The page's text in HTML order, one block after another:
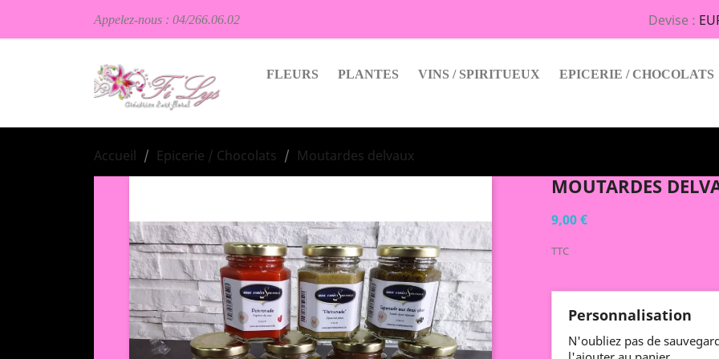
Appelez-nous : 04/266.06.02 Devise :
FLEURS PLANTES VINS / SPIRITUEUX EPICERIE / CHOCOLATS
Accueil Epicerie / Chocolats Moutardes delvaux
MOUTARDES
9,00 €
TTC
Personnalisation
N'oubliez pas de